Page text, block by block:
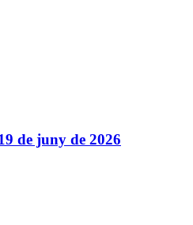
de juny de 2026